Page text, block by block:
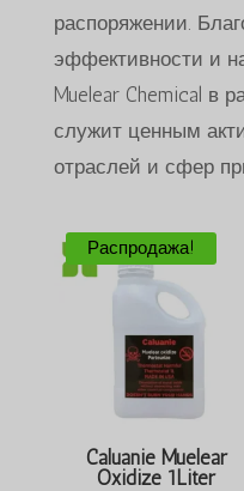
распоряжении.
эффективности и
Muelear Chemical в
служит ценным
отраслей и сфер
Распродажа!
Caluanie Muelear
Oxidize 1Liter